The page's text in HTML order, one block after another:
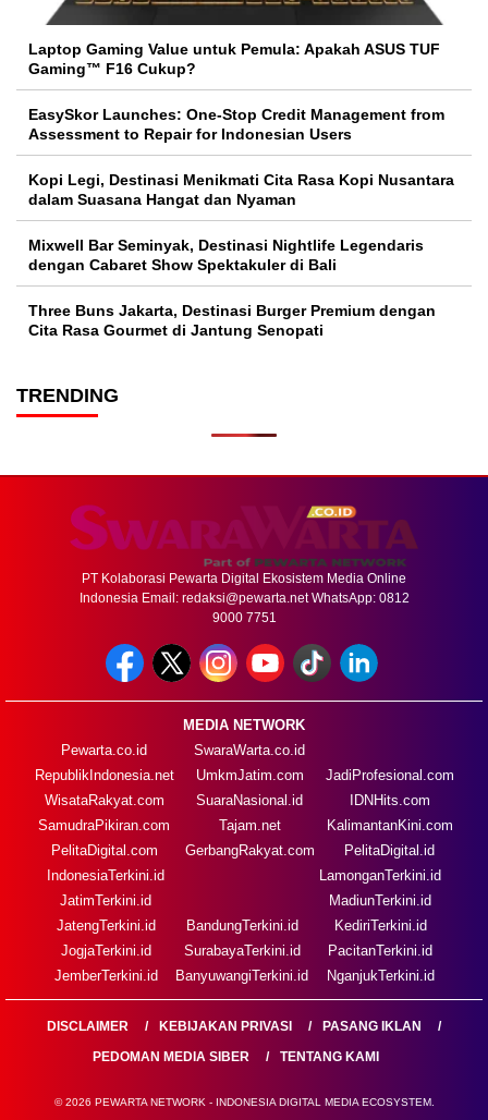
Laptop Gaming Value untuk Pemula: Apakah ASUS TUF
Gaming™ F16 Cukup?
EasySkor Launches: One-Stop Credit Management from
Assessment to Repair for Indonesian Users
Kopi Legi, Destinasi Menikmati Cita Rasa Kopi Nusantara
dalam Suasana Hangat dan Nyaman
Mixwell Bar Seminyak, Destinasi Nightlife Legendaris
dengan Cabaret Show Spektakuler di Bali
Three Buns Jakarta, Destinasi Burger Premium dengan
Cita Rasa Gourmet di Jantung Senopati
TRENDING
PT Kolaborasi Pewarta Digital Ekosistem Media Online
Indonesia Email: redaksi@pewarta.netWhatsApp: 0812
9000 7751
MEDIA NETWORK
Pewarta.co.id
RepublikIndonesia.net
WisataRakyat.com
SamudraPikiran.com
PelitaDigital.com
SwaraWarta.co.id
UmkmJatim.com
SuaraNasional.id
Tajam.net
GerbangRakyat.com
JadiProfesional.com
IDNHits.com
KalimantanKini.com
PelitaDigital.id
IndonesiaTerkini.id
JatimTerkini.id
JatengTerkini.id
JogjaTerkini.id
JemberTerkini.id
BandungTerkini.id
SurabayaTerkini.id
BanyuwangiTerkini.id
LamonganTerkini.id
MadiunTerkini.id
KediriTerkini.id
PacitanTerkini.id
NganjukTerkini.id
DISCLAIMER KEBIJAKAN PRIVASI
PASANG IKLAN
PEDOMAN MEDIA SIBER
TENTANG KAMI
© 2026 PEWARTA NETWORK - INDONESIA DIGITAL MEDIA ECOSYSTEM.